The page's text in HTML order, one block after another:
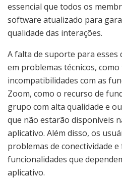
essencial que todos os
software atualizado para
qualidade das interações.
A falta de suporte para
em problemas técnicos,
incompatibilidades com as
Zoom, como o recurso de
grupo com alta qualidade e
que não estarão disponíveis
aplicativo. Além disso, os
problemas de conectividade e
funcionalidades que
aplicativo.